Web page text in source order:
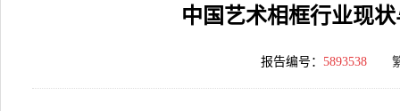
中国艺术相框行业现
报告编号： 5893538